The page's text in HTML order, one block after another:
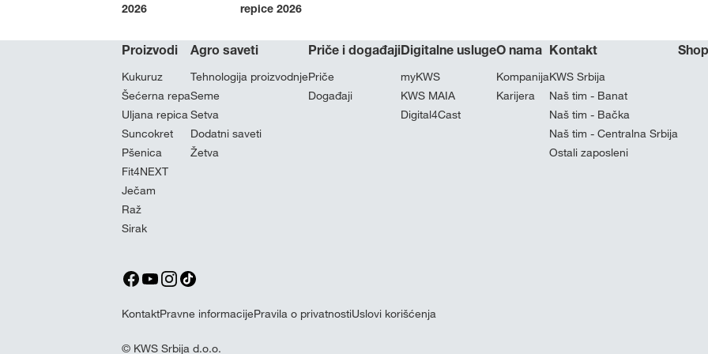
2026 repice 2026
Proizvodi
Kukuruz
Šećerna repa
Uljana repica
Suncokret
Pšenica
Fit4NEXT
Ječam
Raž
Sirak
Agro saveti
Tehnologija proizvodnje
Seme
Setva
Dodatni saveti
Žetva
Priče i događaji
Priče
Događaji
Digitalne usluge
myKWS
KWS MAIA
Digital4Cast
O nama
Kompanija
Karijera
Kontakt
KWS Srbija
Naš tim - Banat
Naš tim - Bačka
Naš tim - Centralna Srbija
Ostali zaposleni
Shop
KontaktPravne informacijePravila o privatnostiUslovi korišćenja
© KWS Srbija d.o.o.